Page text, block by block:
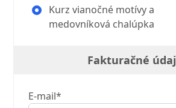
Kurz vianočné motívy a
medovníková chalúpka
Fakturačné
E-mail*